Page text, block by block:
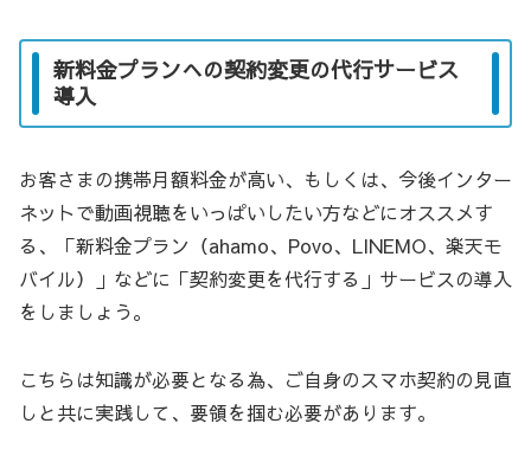
新料金プランへの契約変更の代行サービス
導入
お客さまの携帯月額料金が高い、もしくは、今後インター
ネットで動画視聴をいっぱいしたい方などにオススメす
る、「新料金プラン（ahamo、Povo、LINEMO、楽天モ
バイル）」などに「契約変更を代行する」サービスの導入
をしましょう。
こちらは知識が必要となる為、ご自身のスマホ契約の見直
しと共に実践して、要領を掴む必要があります。